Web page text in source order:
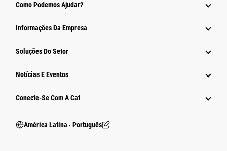
Como Podemos Ajudar?
Informações Da Empresa
Soluções Do Setor
Notícias E Eventos
Conecte-Se Com A Cat
América Latina ‧ Português